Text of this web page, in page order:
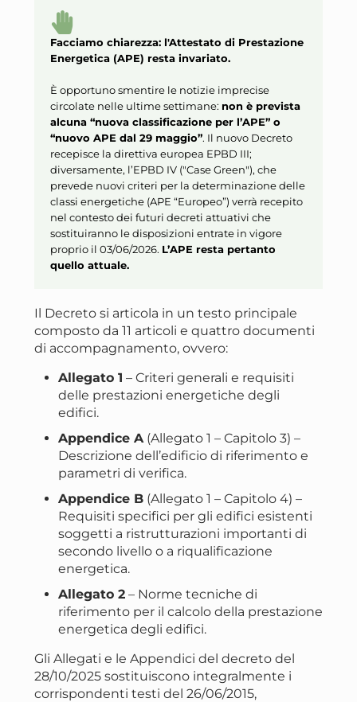
Facciamo chiarezza: l'Attestato di Prestazione
Energetica (APE) resta invariato.
È opportuno smentire le notizie imprecise
circolate nelle ultime settimane: non è prevista
alcuna “nuova classificazione per l’APE” o
“nuovo APE dal 29 maggio”. Il nuovo Decreto
recepisce la direttiva europea EPBD III;
diversamente, l’EPBD IV ("Case Green"), che
prevede nuovi criteri per la determinazione delle
classi energetiche (APE “Europeo”) verrà recepito
nel contesto dei futuri decreti attuativi che
sostituiranno le disposizioni entrate in vigore
proprio il 03/06/2026. L’APE resta pertanto
quello attuale.
Il Decreto si articola in un testo principale
composto da 11 articoli e quattro documenti
di accompagnamento, ovvero:
Allegato 1 – Criteri generali e requisiti
delle prestazioni energetiche degli
edifici.
Appendice A(Allegato 1 – Capitolo 3) –
Descrizione dell’edificio di riferimento e
parametri di verifica.
Appendice B (Allegato 1 – Capitolo 4) –
Requisiti specifici per gli edifici esistenti
soggetti a ristrutturazioni importanti di
secondo livello o a riqualificazione
energetica.
Allegato 2 – Norme tecniche di
riferimento per il calcolo della prestazione
energetica degli edifici.
Gli Allegati e le Appendici del decreto del
28/10/2025 sostituiscono integralmente i
corrispondenti testi del 26/06/2015,